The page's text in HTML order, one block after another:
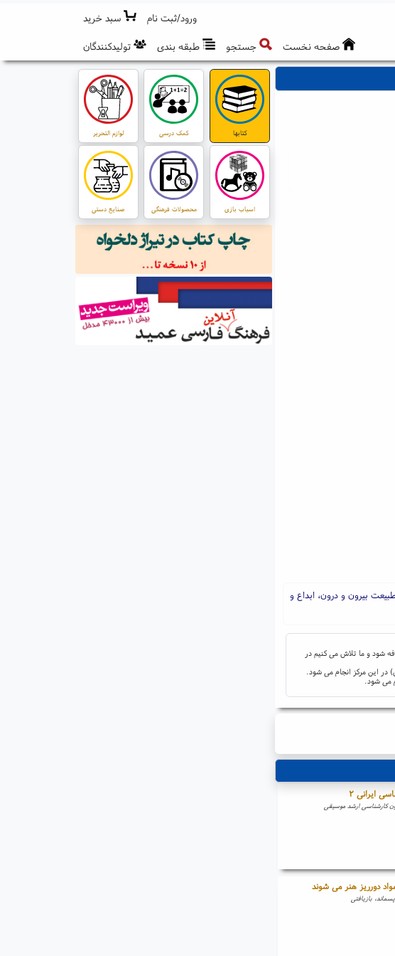
ورود/ثبت نام
سبد خرید
صفحه نخست
جستجو طبقه بندی تولیدکنندگان
بیرون و درون، ابداع و
شود و ما تلاش می کنیم در
در این مرکز انجام می شود.
می شود.
ایرانی ۲
کارشناسی ارشد موسیقی
دورریز هنر می شوند
بازیافتی
کتابها کمک درسی لوازم التحریر
اسباب بازی محصولات فرهنگی صنایع دستی